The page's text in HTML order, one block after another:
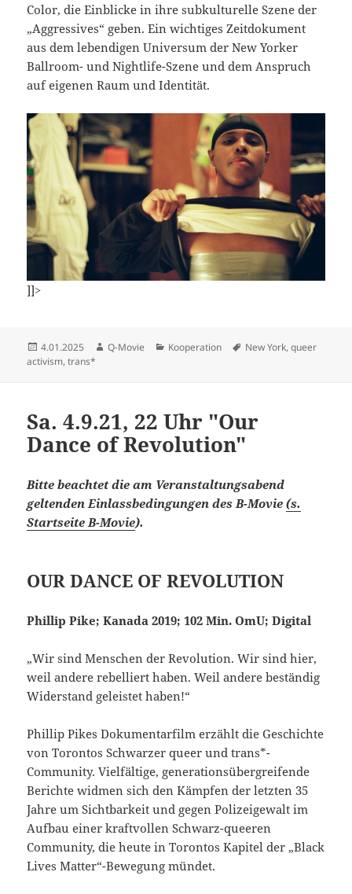
Color, die Einblicke in ihre subkulturelle Szene der
„Aggressives“ geben. Ein wichtiges Zeitdokument
aus dem lebendigen Universum der New Yorker
Ballroom- und Nightlife-Szene und dem Anspruch
auf eigenen Raum und Identität.
]]>
Veröffentlicht
am
4.01.2025 Autor
Q-Movie Kategorien
Kooperation Schlagwörter
New York,queer
activism,trans*
Sa. 4.9.21, 22 Uhr "Our
Dance of Revolution"
Bitte beachtet die am Veranstaltungsabend
geltenden Einlassbedingungen des B-Movie(s.
Startseite B-Movie).
OUR DANCE OF REVOLUTION
Phillip Pike; Kanada 2019; 102 Min. OmU; Digital
„Wir sind Menschen der Revolution. Wir sind hier,
weil andere rebelliert haben. Weil andere beständig
Widerstand geleistet haben!“
Phillip Pikes Doku­men­tarfilm erzählt die Geschich­te
von Torontos Schwarzer queer und trans*-
Community. Vielfältige, generationsübergreifende
Berichte widmen sich den Kämpfen der letzten 35
Jahre um Sichtbarkeit und gegen Polizeigewalt im
Aufbau einer kraftvollen Schwarz-queeren
Community, die heute in Torontos Kapitel der „Black
Lives Matter“-Bewegung mündet.